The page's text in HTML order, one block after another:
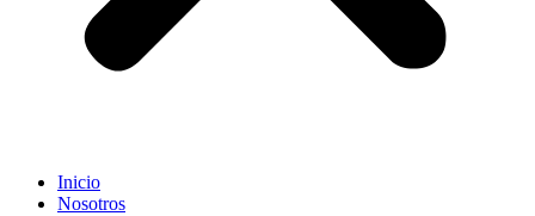
Inicio
Nosotros